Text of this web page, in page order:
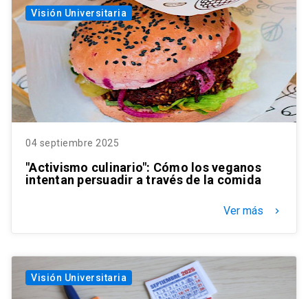
Visión Universitaria
04 septiembre 2025
"Activismo culinario": Cómo los veganos
intentan persuadir a través de la comida
Ver más keyboard_arrow_right
Visión Universitaria